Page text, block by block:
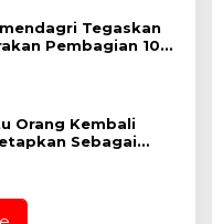
Tegaskan
Pembagian 10
Orang Kembali
Sebagai
Jaya